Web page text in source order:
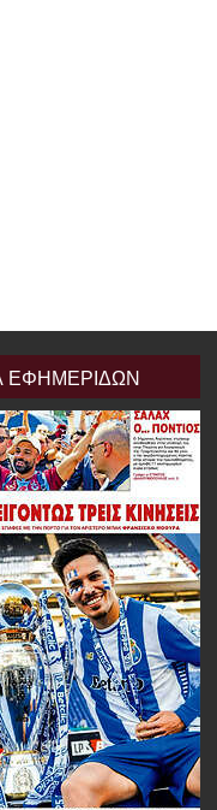
ΕΦΗΜΕΡΙΔΩΝ